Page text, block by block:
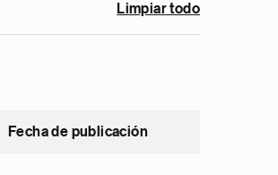
Limpiar todo
Fecha de publicación